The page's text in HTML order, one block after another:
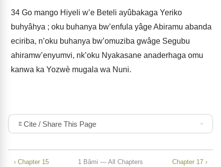
34 Go mango Hiyeli w’e Beteli ayûbakaga Yeriko
buhyâhya ; oku buhanya bw’enfula yâge Abiramu abanda
eciriba, n’oku buhanya bw’omuziba gwâge Segubu
ahiramw’enyumvi, nk’oku Nyakasane anaderhaga omu
kanwa ka Yozwè mugala wa Nuni.
Cite / Share This Page
‹ Chapter 15 1 Bâmi — All Chapters Chapter 17 ›